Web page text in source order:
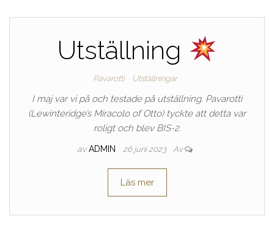
Utställning
Pavarotti Utställningar
I maj var vi på och testade på utställning. Pavarotti
(Lewinteridge’s Miracolo of Otto) tyckte att detta var
roligt och blev BIS-2.
av ADMIN 26 juni 2023 Av
Läs mer